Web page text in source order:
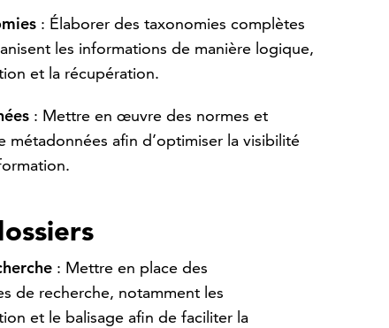
: Élaborer des taxonomies complètes
les informations de manière logique,
et la récupération.
: Mettre en œuvre des normes et
métadonnées afin d’optimiser la visibilité
: Mettre en place des
de recherche, notamment les
et le balisage afin de faciliter la